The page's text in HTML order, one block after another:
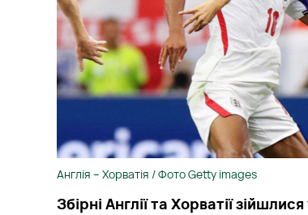
Англія – Хорватія / Фото Getty images
Збірні Англії та Хорватії